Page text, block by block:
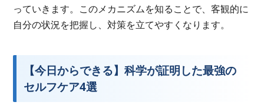
っていきます。このメカニズムを知ることで、客観的に
自分の状況を把握し、対策を立てやすくなります。
【今日からできる】科学が証明した最強の
セルフケア4選